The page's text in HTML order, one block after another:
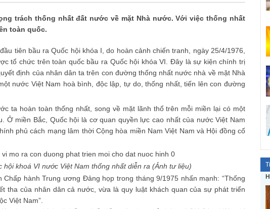
trách thống nhất đất nước về mặt Nhà nước. Với việc thống nhất
toàn quốc.
tiên bầu ra Quốc hội khóa I, do hoàn cảnh chiến tranh, ngày 25/4/1976,
tổ chức trên toàn quốc bầu ra Quốc hội khóa VI. Đây là sự kiện chính trị
định của nhân dân ta trên con đường thống nhất nước nhà về mặt Nhà
nước Việt Nam hoà bình, độc lập, tự do, thống nhất, tiến lên con đường
ta hoàn toàn thống nhất, song về mặt lãnh thổ trên mỗi miền lại có một
Ở miền Bắc, Quốc hội là cơ quan quyền lực cao nhất của nước Việt Nam
phủ cách mạng lâm thời Cộng hòa miền Nam Việt Nam và Hội đồng cố
hội khoá VI nước Việt Nam thống nhất diễn ra (Ảnh tư liệu)
hành Trung ương Đảng họp trong tháng 9/1975 nhấn mạnh: “Thống
tha của nhân dân cả nước, vừa là quy luật khách quan của sự phát triển
Việt Nam”.